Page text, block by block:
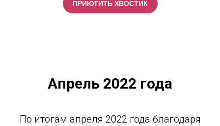
ПРИЮТИТЬ ХВОСТИК
Апрель 2022 года
По итогам апреля 2022 года благодаря